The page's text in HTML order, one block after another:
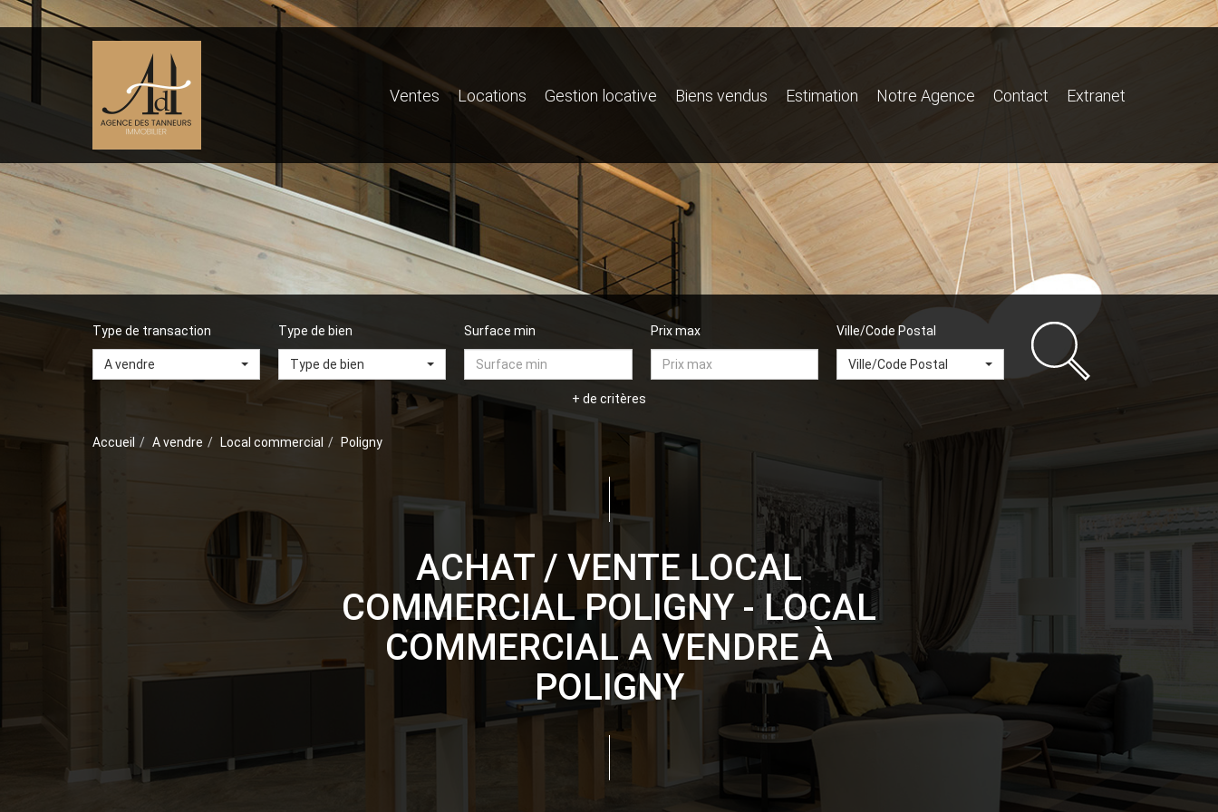
Ventes Locations Gestion locative Biens vendus Estimation Notre Agence Contact Extranet
Type de transaction
A vendre
Type de bien
Type de bien
Surface min Prix max Ville/Code Postal
Ville/Code Postal
+ de critères
Accueil A vendre Local commercial Poligny
ACHAT / VENTE LOCAL
COMMERCIAL POLIGNY - LOCAL
COMMERCIAL A VENDRE À
POLIGNY